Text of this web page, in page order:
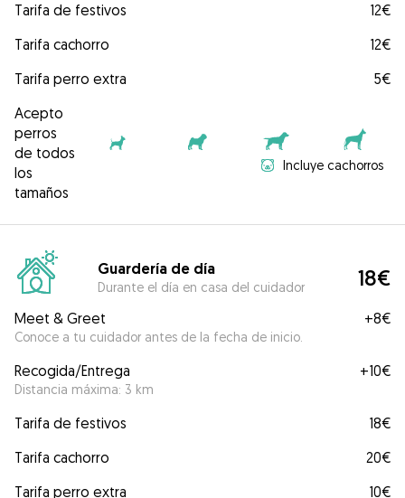
Tarifa de festivos
12€
Tarifa cachorro
12€
Tarifa perro extra
5€
Acepto
perros
de todos
los
tamaños
Incluye cachorros
Guardería de día
Durante el día en casa del cuidador 18€
Meet & Greet
Conoce a tu cuidador antes de la fecha de inicio.
+8€
Recogida/Entrega
Distancia máxima: 3 km
+10€
Tarifa de festivos
18€
Tarifa cachorro
20€
Tarifa perro extra
10€